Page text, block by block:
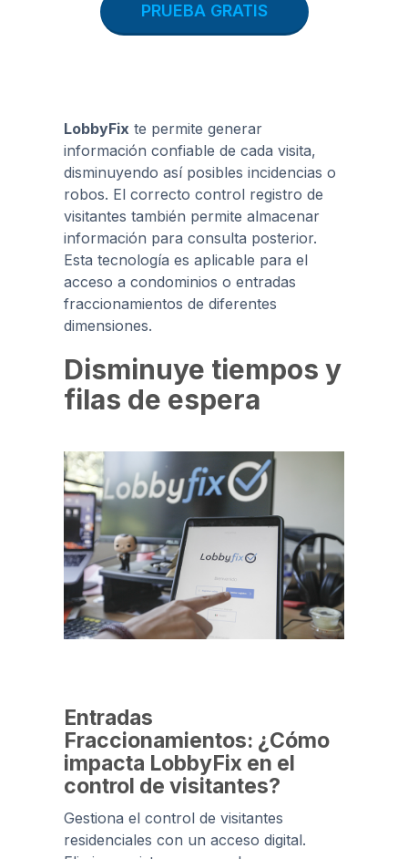
PRUEBA GRATIS
LobbyFix te permite generar
información confiable de cada visita,
disminuyendo así posibles incidencias o
robos. El correcto control registro de
visitantes también permite almacenar
información para consulta posterior.
Esta tecnología es aplicable para el
acceso a condominios o entradas
fraccionamientos de diferentes
dimensiones.
Disminuye tiempos y
filas de espera
Entradas
Fraccionamientos: ¿Cómo
impacta LobbyFix en el
control de visitantes?
Gestiona el control de visitantes
residenciales con un acceso digital.